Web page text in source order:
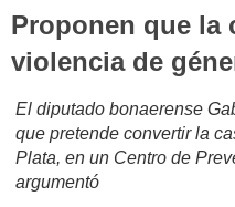
Proponen que la
violencia de
El diputado bonaerense
que pretende convertir la
Plata, en un Centro de
argumentó